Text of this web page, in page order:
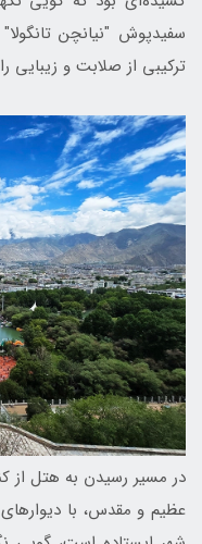
سفیدپوش "نیانچن
ترکیبی از صلابت و زیبایی
در مسیر رسیدن به هتل از
عظیم و مقدس، با